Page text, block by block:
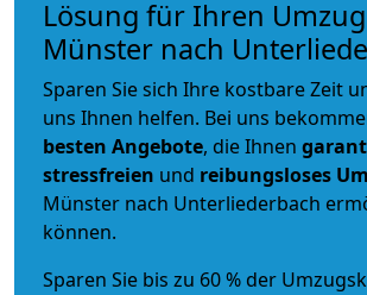
Lösung für Ihren
Münster nach
Sparen Sie sich Ihre kostbare Zeit
uns Ihnen helfen. Bei uns
besten Angebote, die Ihnen
stressfreien und reibungsloses
Münster nach Unterliederbach
können.
Sparen Sie bis zu 60 % der